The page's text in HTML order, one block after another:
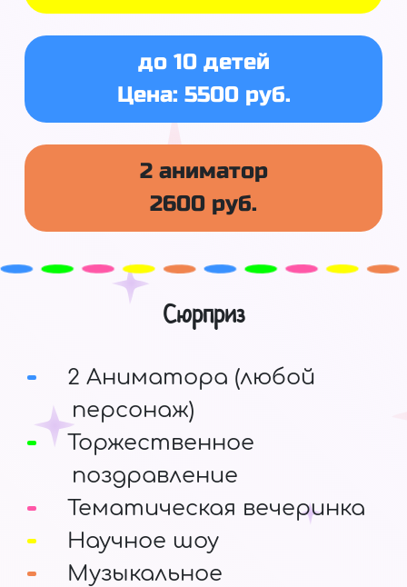
до 10 детей
Цена: 5500 руб.
2 аниматор
2600 руб.
Сюрприз
2 Аниматора (любой
персонаж)
Торжественное
поздравление
Тематическая вечеринка
Научное шоу
Музыкальное